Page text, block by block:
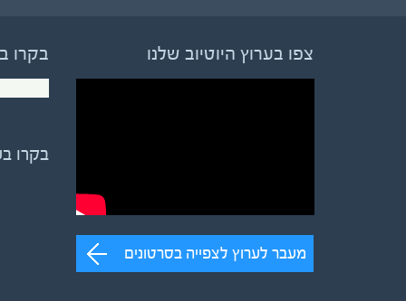
צפו בערוץ היוטיוב שלנו
מעבר לערוץ לצפייה בסרטונים
בקרו
בקרו